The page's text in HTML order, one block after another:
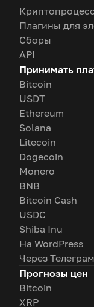
Плагины для
Сборы
API
Принимать
Bitcoin
USDT
Ethereum
Solana
Litecoin
Dogecoin
Monero
BNB
Bitcoin Cash
USDC
Shiba Inu
На WordPress
Через Телеграм
Прогнозы цен
Bitcoin
XRP